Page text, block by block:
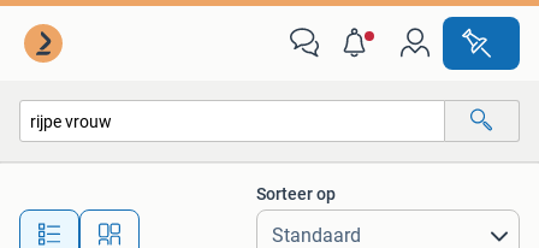
Alle afstanden…
Sorteer op